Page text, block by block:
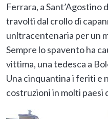
Ferrara, a Sant’Agostino
travolti dal crollo di
unltracentenaria per un
Sempre lo spavento ha
vittima, una tedesca a
Una cinquantina i feriti e
costruzioni in molti paesi